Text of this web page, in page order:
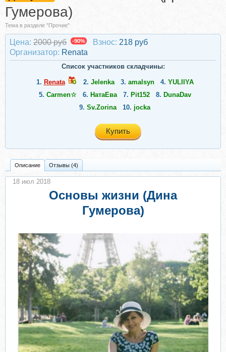
Гумерова)
Тема в разделе "Прочие"
Цена: 2000 руб -90% Взнос: 218 руб
Организатор: Renata
Список участников складчины:
1. Renata 2. Jelenka 3. amalsyn 4. YULIIYA
5. Carmen☆ 6. НатаЕва 7. Pit152 8. DunaDav
9. Sv.Zorina 10. jocka
Купить
Описание Отзывы (4)
Основы жизни (Дина
Гумерова)
18 июл 2018